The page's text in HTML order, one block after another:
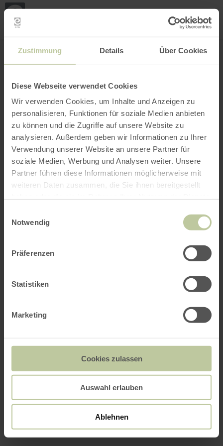
Zustimmung Details Über Cookies
Diese Webseite verwendet Cookies
Wir verwenden Cookies, um Inhalte und Anzeigen zu
personalisieren, Funktionen für soziale Medien anbieten
zu können und die Zugriffe auf unsere Website zu
analysieren. Außerdem geben wir Informationen zu Ihrer
Verwendung unserer Website an unsere Partner für
soziale Medien, Werbung und Analysen weiter. Unsere
Partner führen diese Informationen möglicherweise mit
weiteren Daten zusammen, die Sie ihnen bereitgestellt
Notwendig
Präferenzen
Statistiken
Marketing
Cookies zulassen
Auswahl erlauben
Ablehnen
CARTE INTERACTIVE
ma
Ouvrir le filtre